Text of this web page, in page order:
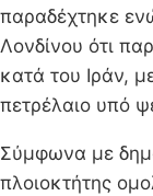
παραδέχτηκε
Λονδίνου ότι
κατά του Ιράν,
πετρέλαιο υπό
Σύμφωνα με
πλοιοκτήτης